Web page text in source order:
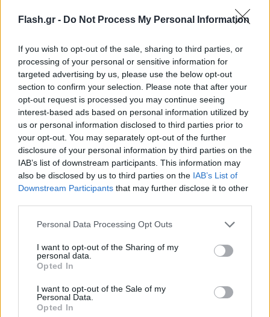
Flash.gr - Do Not Process My Personal Information
If you wish to opt-out of the sale, sharing to third parties, or
processing of your personal or sensitive information for
targeted advertising by us, please use the below opt-out
section to confirm your selection. Please note that after your
opt-out request is processed you may continue seeing
interest-based ads based on personal information utilized by
us or personal information disclosed to third parties prior to
your opt-out. You may separately opt-out of the further
disclosure of your personal information by third parties on the
IAB’s list of downstream participants. This information may
also be disclosed by us to third parties on the IAB’s List of
Downstream Participants that may further disclose it to other
Please note that this website/app uses one or more Google
not limited to your visit or usage behaviour. You may click to
grant or deny consent to Google and its third-party tags to
use your data for below specified purposes in below Google
consent section.
Personal Data Processing Opt Outs
I want to opt-out of the Sharing of my
personal data.
Opted In
I want to opt-out of the Sale of my
Personal Data.
Opted In
Ρίγη συγκίνησης στη μαθητική παρέλαση στο
ακριτικό χωριό των Ευζώνων μετά το 2009
Το 2009 είχε πραγματοποιηθεί η τελευταία μαθητική παρέλαση
καθώς όπως τονίζουν οι ντόπιοι το χωριό έχει ερημώσει από
νεολαία.
25.03.2025 11:24
Συντακτική
Flash.gr
άνοιγμα σε Θεσσαλονίκη - Καλαμάτα
Μετά από σχεδόν τρία χρόνια απραξίας τα ρωσικών